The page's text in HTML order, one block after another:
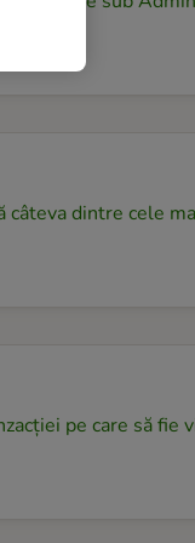
dintre cele
pe care să fie